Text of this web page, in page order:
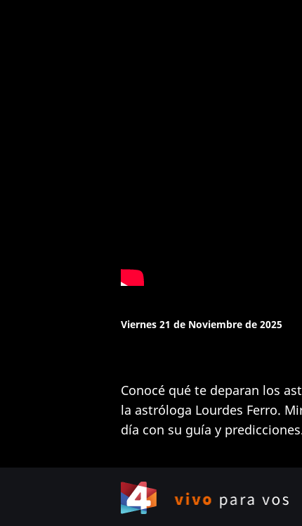
Viernes 21 de Noviembre de 2025
Conocé qué te deparan los
la astróloga Lourdes Ferro.
día con su guía y